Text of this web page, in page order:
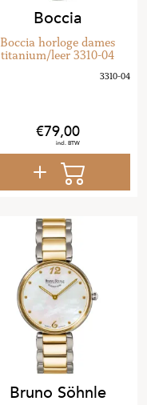
Boccia
Boccia horloge dames
titanium/leer 3310-04
79,00
Bruno Söhnle